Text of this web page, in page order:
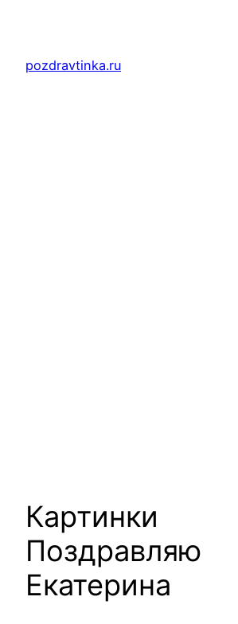
содержимому
pozdravtinka.ru
Картинки
Поздравляю
Екатерина